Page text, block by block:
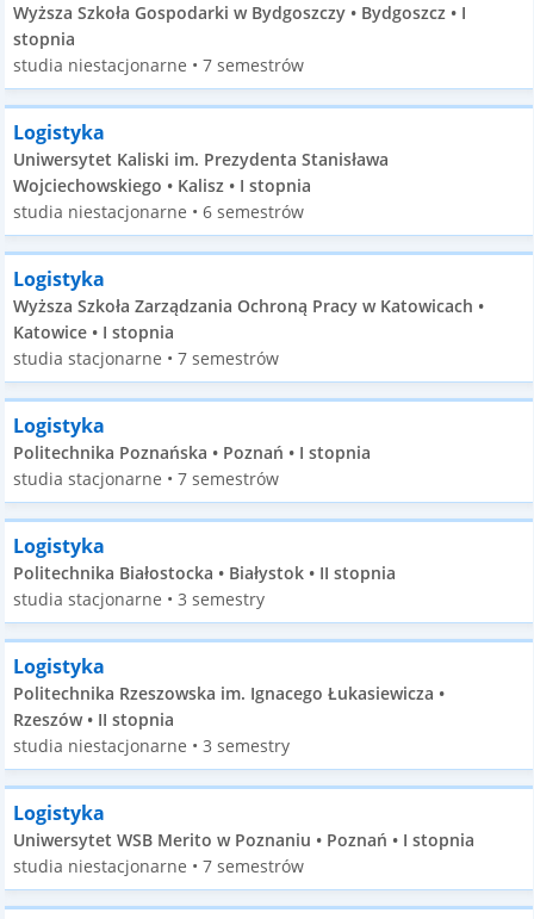
Wyższa Szkoła Gospodarki w Bydgoszczy • Bydgoszcz • I
stopnia
studia niestacjonarne • 7 semestrów
Logistyka
Uniwersytet Kaliski im. Prezydenta Stanisława
Wojciechowskiego • Kalisz • I stopnia
studia niestacjonarne • 6 semestrów
Logistyka
Wyższa Szkoła Zarządzania Ochroną Pracy w Katowicach •
Katowice • I stopnia
studia stacjonarne • 7 semestrów
Logistyka
Politechnika Poznańska • Poznań • I stopnia
studia stacjonarne • 7 semestrów
Logistyka
Politechnika Białostocka • Białystok • II stopnia
studia stacjonarne • 3 semestry
Logistyka
Politechnika Rzeszowska im. Ignacego Łukasiewicza •
Rzeszów • II stopnia
studia niestacjonarne • 3 semestry
Logistyka
Uniwersytet WSB Merito w Poznaniu • Poznań • I stopnia
studia niestacjonarne • 7 semestrów